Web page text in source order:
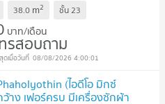
38.0 m2 ชั้น23
บาท/เดือน
รสอบถาม
08/08/2026 4:00:01
(ไอดีโอ มิกซ์
าง เฟอร์ครบ มีเครื่องซักผ้า